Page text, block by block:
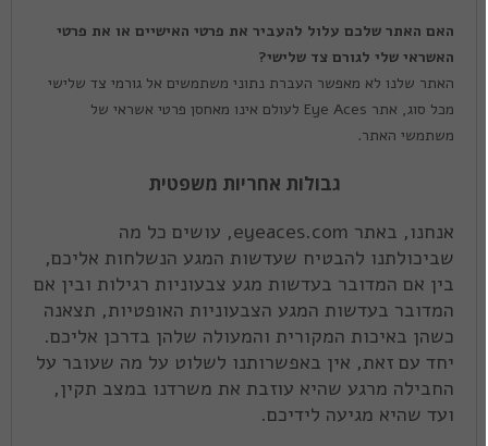
האם האתר שלכם עלול להעביר את פרטי האישיים או את פרטי
האשראי שלי לגורם צד שלישי?
האתר שלנו לא מאפשר העברת נתוני משתמשים אל גורמי צד שלישי
מכל סוג, אתר Eye Aces לעולם אינו מאחסן פרטי אשראי של
משתמשי האתר.
גבולות אחריות משפטית
אנחנו, באתר eyeaces.com, עושים כל מה
שביכולתנו להבטיח שעדשות המגע הנשלחות אליכם,
בין אם המדובר בעדשות מגע צבעוניות רגילות ובין אם
המדובר בעדשות המגע הצבעוניות האופטיות, תצאנה
כשהן באיכות המקורית והמעולה שלהן בדרכן אליכם.
יחד עם זאת, אין באפשרותנו לשלוט על מה שעובר על
החבילה מרגע שהיא עוזבת את משרדנו במצב תקין,
ועד שהיא מגיעה לידיכם.